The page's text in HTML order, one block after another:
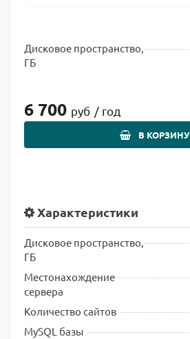
Дисковое пространство,
ГБ
6 700 руб / год
В КОРЗИНУ
Характеристики
Дисковое пространство,
ГБ
Местонахождение
сервера
Количество сайтов
MySQL базы